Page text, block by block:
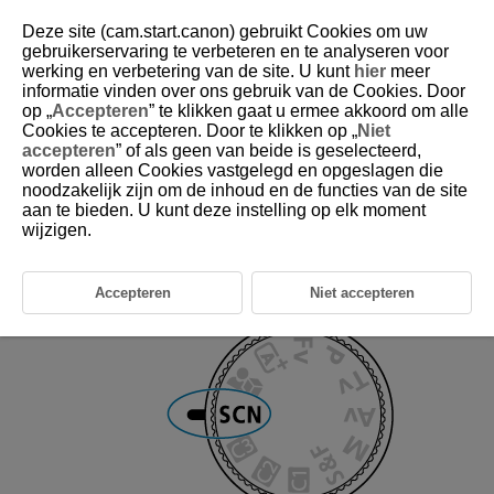
D388-032
SCN: Video met speciale scène
De camera kiest automatisch geschikte instellingen wanneer u een
opnamemodus voor uw onderwerp of scène selecteert.
*
Stel het programmakeuzewiel in op
Deze site (cam.start.canon) gebruikt Cookies om uw
gebruikerservaring te verbeteren en te analyseren voor
werking en verbetering van de site. U kunt hier meer
informatie vinden over ons gebruik van de Cookies. Door
op „Accepteren” te klikken gaat u ermee akkoord om alle
Cookies te accepteren. Door te klikken op „Niet
accepteren” of als geen van beide is geselecteerd,
worden alleen Cookies vastgelegd en opgeslagen die
noodzakelijk zijn om de inhoud en de functies van de site
aan te bieden. U kunt deze instelling op elk moment
wijzigen.
Accepteren Niet accepteren